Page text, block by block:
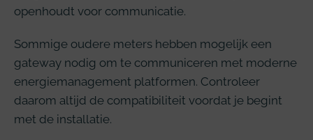
openhoudt voor communicatie.
Sommige oudere meters hebben mogelijk een
gateway nodig om te communiceren met moderne
energiemanagement platformen. Controleer
daarom altijd de compatibiliteit voordat je begint
met de installatie.